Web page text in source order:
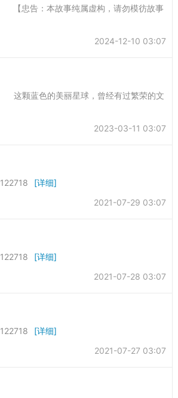
【忠告：本故事纯属虚构，请勿模彷故事
2024-12-10 03:07
这颗蓝色的美丽星球，曾经有过繁荣的文
2023-03-11 03:07
[详细]
2021-07-29 03:07
[详细]
2021-07-28 03:07
[详细]
2021-07-27 03:07